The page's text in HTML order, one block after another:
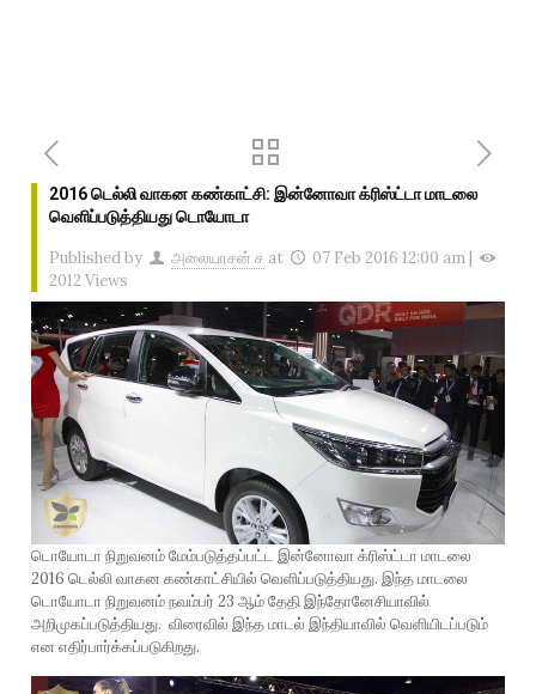
2016 டெல்லி வாகன கண்காட்சி: இன்னோவா க்ரிஸ்ட்டா மாடலை
வெளிப்படுத்தியது டொயோடா
Published by அலையரசன் ச at 07 Feb 2016 12:00 am |
2012 Views
டொயோடா நிறுவனம் மேம்படுத்தப்பட்ட இன்னோவா க்ரிஸ்ட்டா மாடலை
2016 டெல்லி வாகன கண்காட்சியில் வெளிப்படுத்தியது. இந்த மாடலை
டொயோடா நிறுவனம் நவம்பர் 23 ஆம் தேதி இந்தோனேசியாவில்
அறிமுகப்படுத்தியது. விரைவில் இந்த மாடல் இந்தியாவில் வெளியிடப்படும்
என எதிர்பார்க்கப்படுகிறது.